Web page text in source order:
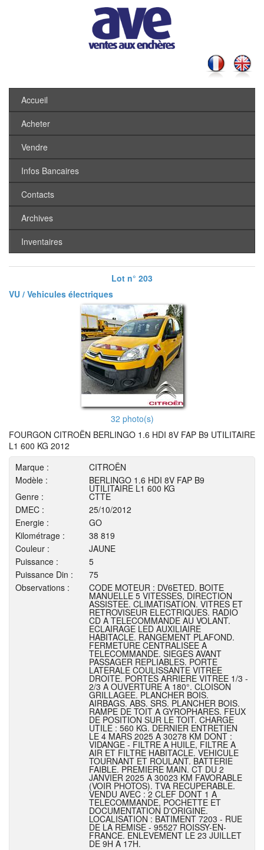
Accueil
Acheter
Vendre
Infos Bancaires
Contacts
Archives
Inventaires
Lot n° 203
VU / Vehicules électriques
32 photo(s)
FOURGON CITROËN BERLINGO 1.6 HDI 8V FAP B9 UTILITAIRE
L1 600 KG 2012
Marque :
CITROËN
Modèle :
BERLINGO 1.6 HDI 8V FAP B9
UTILITAIRE L1 600 KG
Genre :
CTTE
DMEC :
25/10/2012
Energie :
GO
Kilométrage :
38 819
Couleur :
JAUNE
Puissance :
5
Puissance Din :
75
Observations :
CODE MOTEUR : DV6ETED. BOITE
MANUELLE 5 VITESSES, DIRECTION
ASSISTEE. CLIMATISATION. VITRES ET
RETROVISEUR ELECTRIQUES. RADIO
CD A TELECOMMANDE AU VOLANT.
ECLAIRAGE LED AUXILIAIRE
HABITACLE. RANGEMENT PLAFOND.
FERMETURE CENTRALISEE A
TELECOMMANDE. SIEGES AVANT
PASSAGER REPLIABLES. PORTE
LATERALE COULISSANTE VITREE
DROITE. PORTES ARRIERE VITREE 1/3 -
2/3 A OUVERTURE A 180°. CLOISON
GRILLAGEE. PLANCHER BOIS.
AIRBAGS. ABS. SRS. PLANCHER BOIS.
RAMPE DE TOIT A GYROPHARES. FEUX
DE POSITION SUR LE TOIT. CHARGE
UTILE : 560 KG. DERNIER ENTRETIEN
LE 4 MARS 2025 A 30278 KM DONT :
VIDANGE - FILTRE A HUILE, FILTRE A
AIR ET FILTRE HABITACLE. VEHICULE
TOURNANT ET ROULANT. BATTERIE
FAIBLE. PREMIERE MAIN. CT DU 2
JANVIER 2025 A 30023 KM FAVORABLE
(VOIR PHOTOS). TVA RECUPERABLE.
VENDU AVEC : 2 CLEF DONT 1 A
TELECOMMANDE, POCHETTE ET
DOCUMENTATION D'ORIGINE.
LOCALISATION : BATIMENT 7203 - RUE
DE LA REMISE - 95527 ROISSY-EN-
FRANCE. ENLEVEMENT LE 23 JUILLET
DE 9H A 17H.